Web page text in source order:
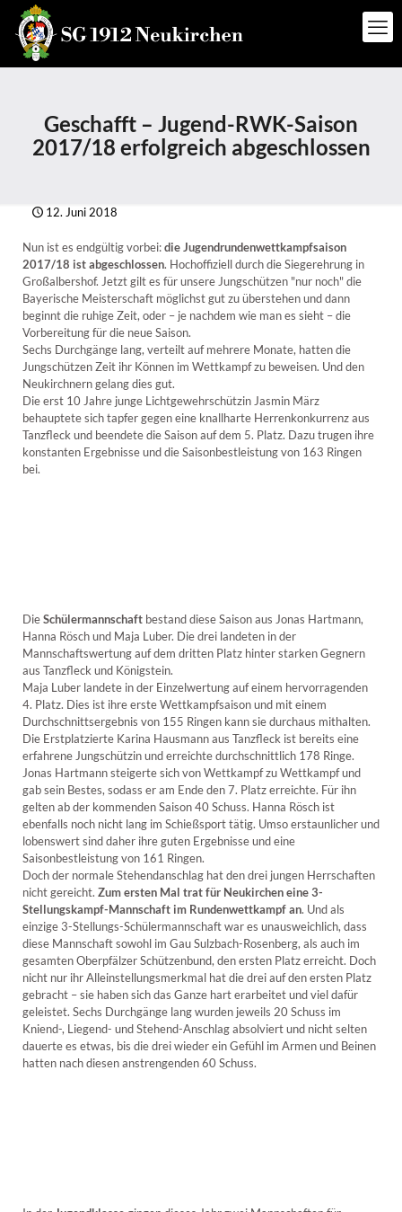
Geschafft – Jugend-RWK-Saison
2017/18 erfolgreich abgeschlossen
12. Juni 2018
Nun ist es endgültig vorbei:die Jugendrundenwettkampfsaison
2017/18 ist abgeschlossen. Hochoffiziell durch die Siegerehrung in
Großalbershof. Jetzt gilt es für unsere Jungschützen "nur noch" die
Bayerische Meisterschaft möglichst gut zu überstehen und dann
beginnt die ruhige Zeit, oder – je nachdem wie man es sieht – die
Vorbereitung für die neue Saison.
Sechs Durchgänge lang, verteilt auf mehrere Monate, hatten die
Jungschützen Zeit ihr Können im Wettkampf zu beweisen. Und den
Neukirchnern gelang dies gut.
Die erst 10 Jahre junge Lichtgewehrschützin Jasmin März
behauptete sich tapfer gegen eine knallharte Herrenkonkurrenz aus
Tanzfleck und beendete die Saison auf dem 5. Platz. Dazu trugen ihre
konstanten Ergebnisse und die Saisonbestleistung von 163 Ringen
bei.
DieSchülermannschaft bestand diese Saison aus Jonas Hartmann,
Hanna Rösch und Maja Luber. Die drei landeten in der
Mannschaftswertung auf dem dritten Platz hinter starken Gegnern
aus Tanzfleck und Königstein.
Maja Luber landete in der Einzelwertung auf einem hervorragenden
4. Platz. Dies ist ihre erste Wettkampfsaison und mit einem
Durchschnittsergebnis von 155 Ringen kann sie durchaus mithalten.
Die Erstplatzierte Karina Hausmann aus Tanzfleck ist bereits eine
erfahrene Jungschützin und erreichte durchschnittlich 178 Ringe.
Jonas Hartmann steigerte sich von Wettkampf zu Wettkampf und
gab sein Bestes, sodass er am Ende den 7. Platz erreichte. Für ihn
gelten ab der kommenden Saison 40 Schuss. Hanna Rösch ist
ebenfalls noch nicht lang im Schießsport tätig. Umso erstaunlicher und
lobenswert sind daher ihre guten Ergebnisse und eine
Saisonbestleistung von 161 Ringen.
Doch der normale Stehendanschlag hat den drei jungen Herrschaften
nicht gereicht. Zum ersten Mal trat für Neukirchen eine 3-
Stellungskampf-Mannschaft im Rundenwettkampf an. Und als
einzige 3-Stellungs-Schülermannschaft war es unausweichlich, dass
diese Mannschaft sowohl im Gau Sulzbach-Rosenberg, als auch im
gesamten Oberpfälzer Schützenbund, den ersten Platz erreicht. Doch
nicht nur ihr Alleinstellungsmerkmal hat die drei auf den ersten Platz
gebracht – sie haben sich das Ganze hart erarbeitet und viel dafür
geleistet. Sechs Durchgänge lang wurden jeweils 20 Schuss im
Kniend-, Liegend- und Stehend-Anschlag absolviert und nicht selten
dauerte es etwas, bis die drei wieder ein Gefühl im Armen und Beinen
hatten nach diesen anstrengenden 60 Schuss.